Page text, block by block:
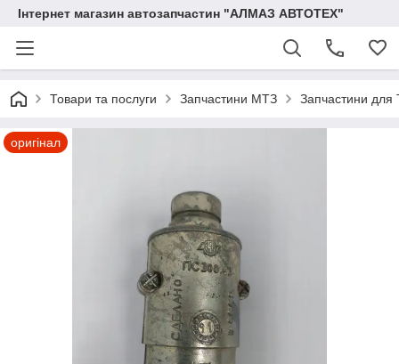
Інтернет магазин автозапчастин "АЛМАЗ АВТОТЕХ"
Товари та послуги Запчастини МТЗ Запчастини
оригінал